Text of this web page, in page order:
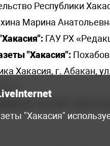
Республики
Марина
ГАУ РХ
"Хакасия":
Хакасия, г. Абакан,
"Хакасия"